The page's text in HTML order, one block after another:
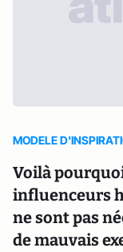
MODELE
Voilà
influenceurs
ne sont pas
de mauvais